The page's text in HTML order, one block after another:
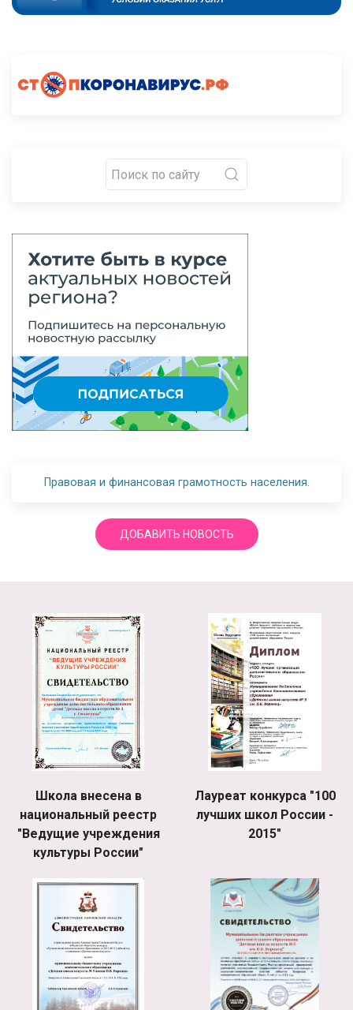
Правовая и финансовая грамотность населения.
ДОБАВИТЬ НОВОСТЬ
Школа внесена в
национальный реестр
"Ведущие учреждения
культуры России"
Лауреат конкурса "100
лучших школ России -
2015"